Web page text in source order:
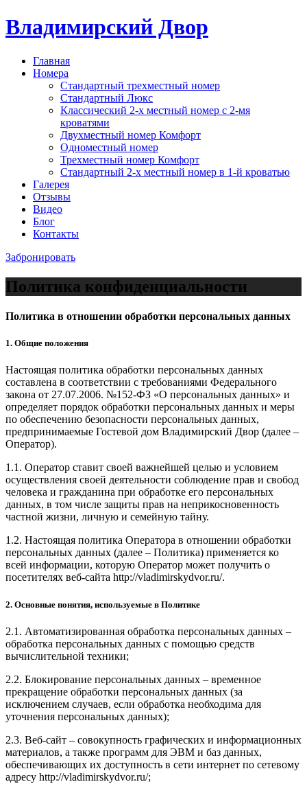
Владимирский Двор
Главная
Номера
Стандартный трехместный номер
Стандартный Люкс
Классический 2-х местный номер с 2-мя
кроватями
Двухместный номер Комфорт
Одноместный номер
Трехместный номер Комфорт
Стандартный 2-х местный номер в 1-й кроватью
Галерея
Отзывы
Видео
Блог
Контакты
Забронировать
Политика конфиденциальности
Политика в отношении обработки персональных данных
1. Общие положения
Настоящая политика обработки персональных данных
составлена в соответствии с требованиями Федерального
закона от 27.07.2006. №152-ФЗ «О персональных данных» и
определяет порядок обработки персональных данных и меры
по обеспечению безопасности персональных данных,
предпринимаемые Гостевой дом Владимирский Двор (далее –
Оператор).
1.1. Оператор ставит своей важнейшей целью и условием
осуществления своей деятельности соблюдение прав и свобод
человека и гражданина при обработке его персональных
данных, в том числе защиты прав на неприкосновенность
частной жизни, личную и семейную тайну.
1.2. Настоящая политика Оператора в отношении обработки
персональных данных (далее – Политика) применяется ко
всей информации, которую Оператор может получить о
посетителях веб-сайта http://vladimirskydvor.ru/.
2. Основные понятия, используемые в Политике
2.1. Автоматизированная обработка персональных данных –
обработка персональных данных с помощью средств
вычислительной техники;
2.2. Блокирование персональных данных – временное
прекращение обработки персональных данных (за
исключением случаев, если обработка необходима для
уточнения персональных данных);
2.3. Веб-сайт – совокупность графических и информационных
материалов, а также программ для ЭВМ и баз данных,
обеспечивающих их доступность в сети интернет по сетевому
адресу http://vladimirskydvor.ru/;